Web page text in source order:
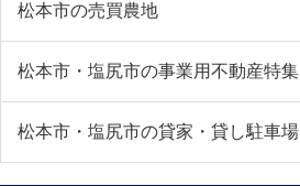
松本市の売買農地
松本市・塩尻市の事業用不動産特集
松本市・塩尻市の貸家・貸し駐車場